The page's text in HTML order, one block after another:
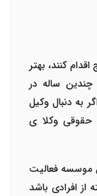
کنند، بهتر
ساله در
به دنبال وکیل
وکلا ی
موسسه فعالیت
از افرادی باشد